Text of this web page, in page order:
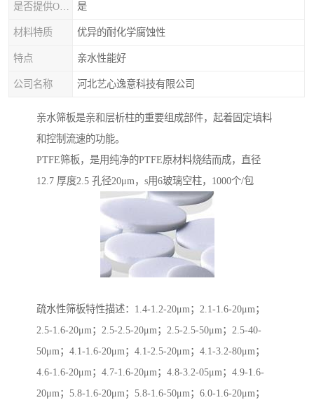
是
材料特质 优异的耐化学腐蚀性
特点 亲水性能好
公司名称 河北艺心逸意科技有限公司
亲水筛板是亲和层析柱的重要组成部件，起着固定填料
和控制流速的功能。
PTFE筛板，是用纯净的PTFE原材料烧结而成，直径
12.7 厚度2.5 孔径20μm，s用6玻璃空柱，1000个/包
疏水性筛板特性描述：1.4-1.2-20μm；2.1-1.6-20μm；
2.5-1.6-20μm；2.5-2.5-20μm；2.5-2.5-50μm；2.5-40-
50μm；4.1-1.6-20μm；4.1-2.5-20μm；4.1-3.2-80μm；
4.6-1.6-20μm；4.7-1.6-20μm；4.8-3.2-05μm；4.9-1.6-
20μm；5.8-1.6-20μm；5.8-1.6-50μm；6.0-1.6-20μm；